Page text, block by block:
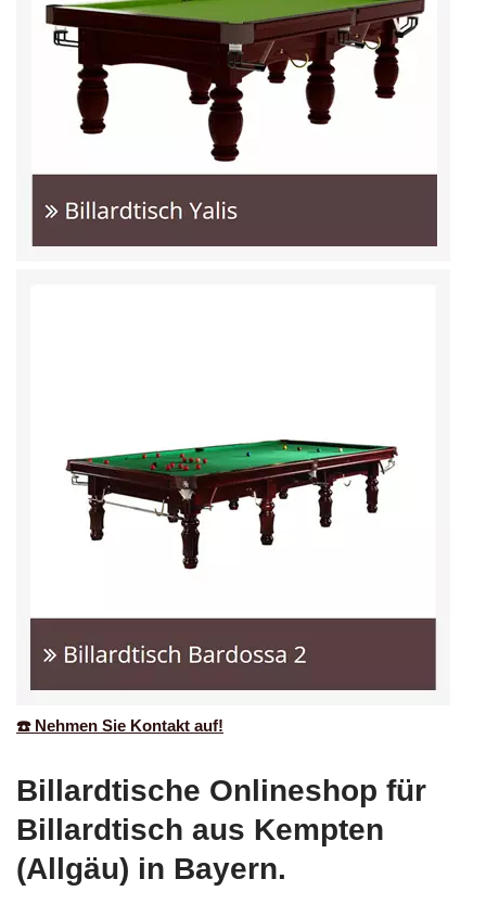
☎️ Nehmen Sie Kontakt auf!
Billardtische Onlineshop für
Billardtisch aus Kempten
(Allgäu) in Bayern.